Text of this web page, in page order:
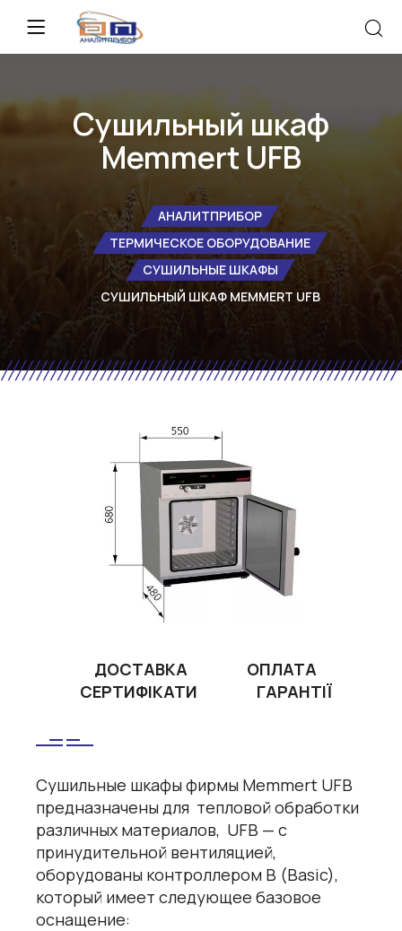
Сушильный шкаф
Memmert UFB
АНАЛИТПРИБОР
ТЕРМИЧЕСКОЕ ОБОРУДОВАНИЕ
СУШИЛЬНЫЕ ШКАФЫ
СУШИЛЬНЫЙ ШКАФ MEMMERT UFB
ДОСТАВКА
ОПЛАТА
СЕРТИФІКАТИ
ГАРАНТІЇ
Сушильные шкафы фирмы Memmert UFB
предназначены для тепловой обработки
различных материалов, UFB — с
принудительной вентиляцией,
оборудованы контроллером B (Basic),
который имеет следующее базовое
оснащение: